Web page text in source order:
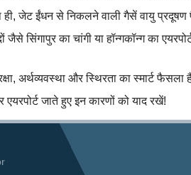
जेट ईंधन से निकलने वाली गैसें वायु प्रदूषण
सिंगापुर का चांगी या हॉन्गकॉन्ग का
अर्थव्यवस्था और स्थिरता का स्मार्ट
एयरपोर्ट जाते हुए इन कारणों को याद रखें!